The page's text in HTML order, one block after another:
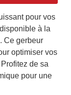
pour vos
à la
Ce gerbeur
optimiser vos
de sa
pour une